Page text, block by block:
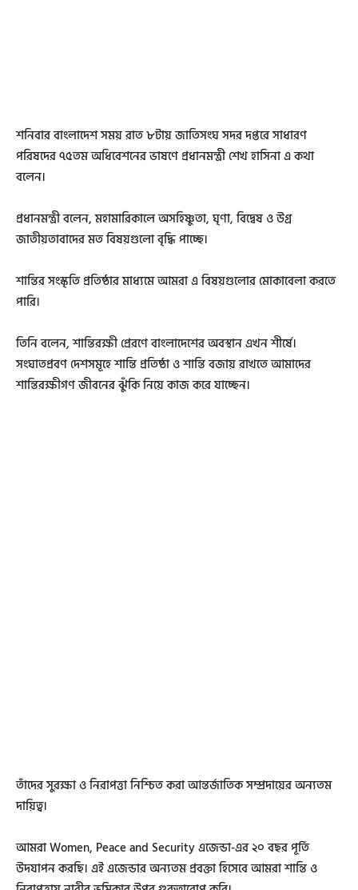
শনিবার বাংলাদেশ সময় রাত ৮টায় জাতিসংঘ সদর দপ্তরে সাধারণ
পরিষদের ৭৫তম অধিবেশনের ভাষণে প্রধানমন্ত্রী শেখ হাসিনা এ কথা
বলেন।
প্রধানমন্ত্রী বলেন, মহামারিকালে অসহিষ্ণুতা, ঘৃণা, বিদ্বেষ ও উগ্র
জাতীয়তাবাদের মত বিষয়গুলো বৃদ্ধি পাচ্ছে।
শান্তির সংস্কৃতি প্রতিষ্ঠার মাধ্যমে আমরা এ বিষয়গুলোর মোকাবেলা করতে
পারি।
তিনি বলেন, শান্তিরক্ষী প্রেরণে বাংলাদেশের অবস্থান এখন শীর্ষে।
সংঘাতপ্রবণ দেশসমূহে শান্তি প্রতিষ্ঠা ও শান্তি বজায় রাখতে আমাদের
শান্তিরক্ষীগণ জীবনের ঝুঁকি নিয়ে কাজ করে যাচ্ছেন।
তাঁদের সুরক্ষা ও নিরাপত্তা নিশ্চিত করা আন্তর্জাতিক সম্প্রদায়ের অন্যতম
দায়িত্ব।
আমরা Women, Peace and Security এজেন্ডা-এর ২০ বছর পূর্তি
উদযাপন করছি। এই এজেন্ডার অন্যতম প্রবক্তা হিসেবে আমরা শান্তি ও